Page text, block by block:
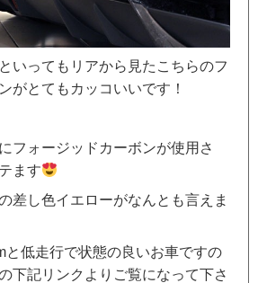
いってもリアから見たこちらのフ
がとてもカッコいいです！
フォージッドカーボンが使用さ
ます
差し色イエローがなんとも言えま
と低走行で状態の良いお車ですの
下記リンクよりご覧になって下さ